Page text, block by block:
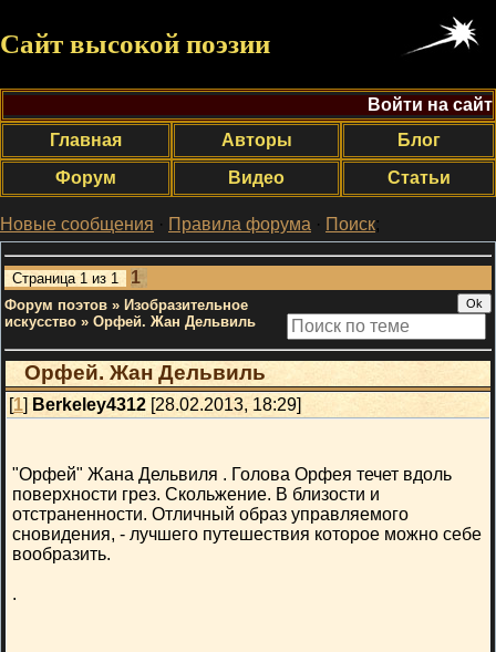
Сайт высокой поэзии
Войти на сайт
Главная
Авторы
Блог
Форум
Видео Статьи
Новые сообщения · Правила форума · Поиск;
Страница 1 из 1 1
Форум поэтов » Изобразительное
искусство » Орфей. Жан Дельвиль
Орфей. Жан Дельвиль
[1] Berkeley4312 [28.02.2013, 18:29]
"Орфей" Жана Дельвиля . Голова Орфея течет вдоль
поверхности грез. Скольжение. В близости и
отстраненности. Отличный образ управляемого
сновидения, - лучшего путешествия которое можно себе
вообразить.
.